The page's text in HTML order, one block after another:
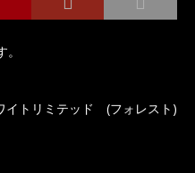
トリミテッド (フォレスト)